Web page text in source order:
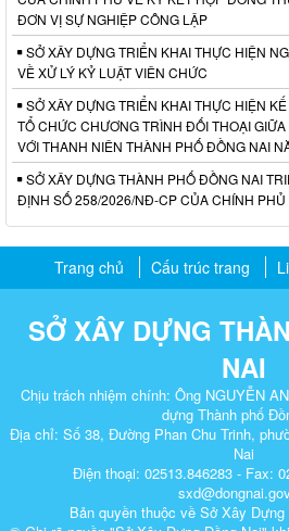
ĐƠN VỊ SỰ NGHIỆP CÔNG LẬP
SỞ XÂY DỰNG TRIỂN KHAI THỰC HIỆN
VỀ XỬ LÝ KỶ LUẬT VIÊN CHỨC
SỞ XÂY DỰNG TRIỂN KHAI THỰC HIỆN
TỔ CHỨC CHƯƠNG TRÌNH ĐỐI THOẠI
VỚI THANH NIÊN THÀNH PHỐ ĐỒNG NAI
SỞ XÂY DỰNG THÀNH PHỐ ĐỒNG NAI
ĐỊNH SỐ 258/2026/NĐ-CP CỦA CHÍNH PHỦ
Trang chủ Cấu trúc trang
SỞ XÂY DỰNG
NAI
Chịu trách nhiệm chính: Ông NGUYỄN
dựng Thành phố
Địa chỉ: Số 38, Đường Phan Chu Trinh,
Nai
Điện thoại: 02513.846283 - Fax:
Bản quyền thuộc về Sở Xây